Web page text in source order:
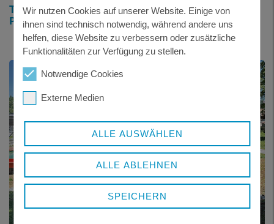
TREFFEN DER SELBSTHILFEGRUPPE FÜR
PFLEGENDE ANGEHÖRIGE IN WALDKIRCHEN
Wir nutzen Cookies auf unserer Website. Einige von
ihnen sind technisch notwendig, während andere uns
helfen, diese Website zu verbessern oder zusätzliche
Funktionalitäten zur Verfügung zu stellen.
Notwendige Cookies
Externe Medien
ALLE AUSWÄHLEN
ALLE ABLEHNEN
SPEICHERN